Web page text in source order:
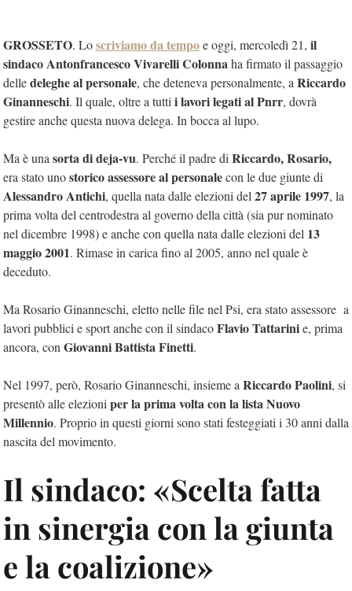
GROSSETO. Loscriviamo da tempoe oggi, mercoledì 21, il
sindaco Antonfrancesco Vivarelli Colonnaha firmato il passaggio
delledeleghe al personale, che deteneva personalmente, a Riccardo
Ginanneschi. Il quale, oltre a tutti i lavori legati al Pnrr, dovrà
gestire anche questa nuova delega. In bocca al lupo.
Ma è una sorta di deja-vu. Perché il padre di Riccardo, Rosario,
era stato unostorico assessore al personalecon le due giunte di
Alessandro Antichi, quella nata dalle elezioni del 27 aprile 1997, la
prima volta del centrodestra al governo della città (sia pur nominato
nel dicembre 1998) e anche con quella nata dalle elezioni del 13
maggio 2001. Rimase in carica fino al 2005, anno nel quale è
deceduto.
Ma Rosario Ginanneschi, eletto nelle file nel Psi, era stato assessore a
lavori pubblici e sport anche con il sindacoFlavio Tattarinie, prima
ancora, con Giovanni Battista Finetti.
Nel 1997, però, Rosario Ginanneschi, insieme a Riccardo Paolini, si
presentò alle elezioni per la prima volta con la lista Nuovo
Millennio. Proprio in questi giorni sono stati festeggiati i 30 anni dalla
nascita del movimento.
Il sindaco: «Scelta fatta
in sinergia con la giunta
e la coalizione»